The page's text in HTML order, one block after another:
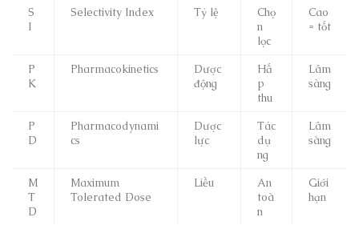
S
I
Selectivity Index Tỷ lệ
Chọ
n
lọc
Cao
= tốt
P
K
Pharmacokinetics
Dược
động
Hấ
p
thu
Lâm
sàng
P
D
Pharmacodynami
cs
Dược
lực
Tác
dụ
ng
Lâm
sàng
M
T
D
Maximum
Tolerated Dose
Liều
An
toà
n
Giới
hạn